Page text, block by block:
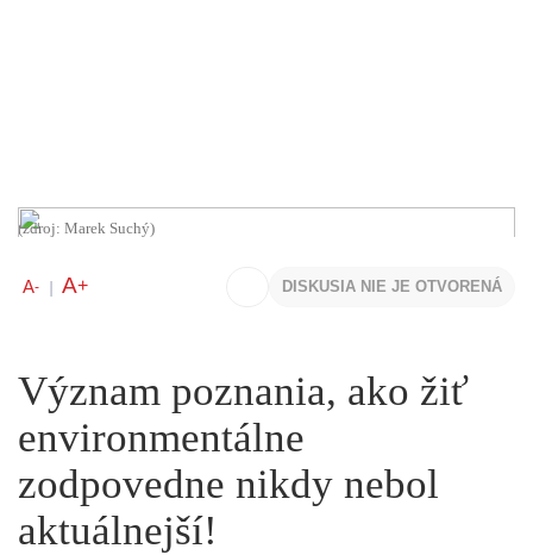
(zdroj: Marek Suchý)
A- A+ DISKUSIA NIE JE OTVORENÁ
Význam poznania, ako žiť
environmentálne
zodpovedne nikdy nebol
aktuálnejší!